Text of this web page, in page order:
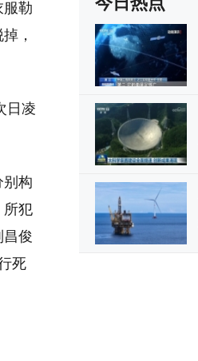
服勒
，
日凌
别构
所犯
昌俊
死